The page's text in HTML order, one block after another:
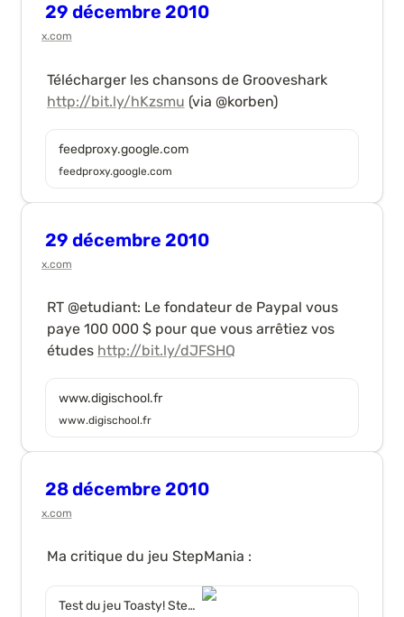
29 décembre 2010
x.com
Télécharger les chansons de Grooveshark
http://bit.ly/hKzsmu (via @korben)
feedproxy.google.com
feedproxy.google.com
29 décembre 2010
x.com
RT @etudiant: Le fondateur de Paypal vous
paye 100 000 $ pour que vous arrêtiez vos
études http://bit.ly/dJFSHQ
www.digischool.fr
www.digischool.fr
28 décembre 2010
x.com
Ma critique du jeu StepMania :
Test du jeu Toasty! Stepmania (2001) - Toasty! par Jonathan